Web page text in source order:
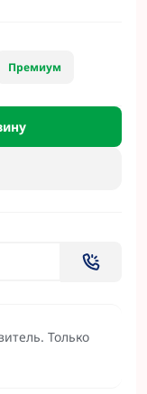
Только
Премиум